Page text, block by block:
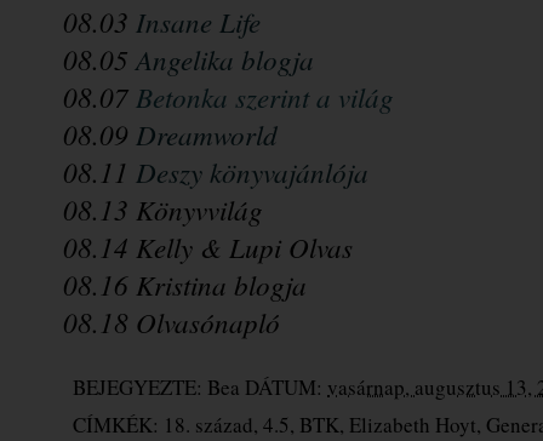
08.03 Insane Life
08.05 Angelika blogja
08.07 Betonka szerint a világ
08.09 Dreamworld
08.11 Deszy könyvajánlója
08.13 Könyvvilág
08.14 Kelly & Lupi Olvas
08.16 Kristina blogja
08.18 Olvasónapló
BEJEGYEZTE: Bea DÁTUM: vasárnap, augusztus 13,
CÍMKÉK: 18. század, 4.5, BTK, Elizabeth Hoyt,